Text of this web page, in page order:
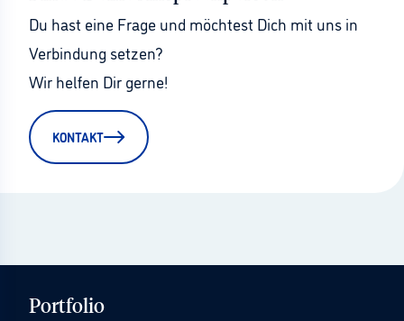
Du hast eine Frage und möchtest Dich mit uns in
Verbindung setzen?
Wir helfen Dir gerne!
KONTAKT
Portfolio